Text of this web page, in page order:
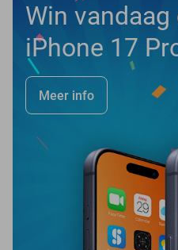
Win
iPhone 17
Meer info